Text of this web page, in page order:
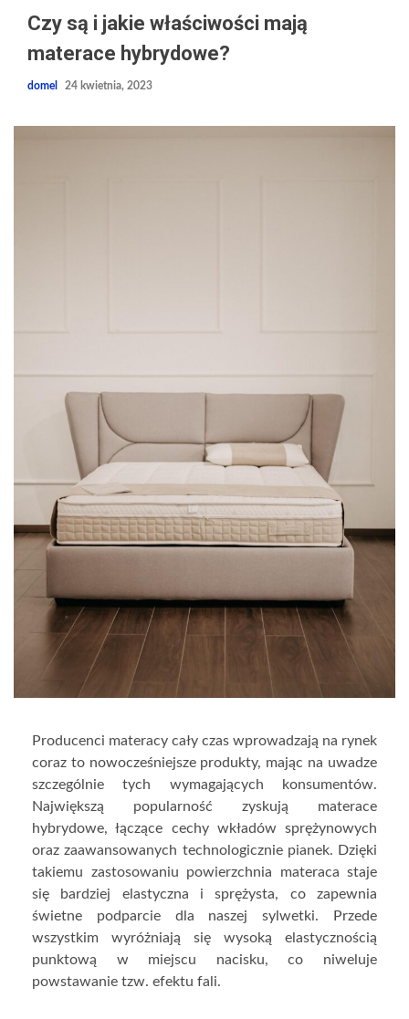
Czy są i jakie właściwości mają
materace hybrydowe?
domel 24 kwietnia, 2023
Producenci materacy cały czas wprowadzają na rynek
coraz to nowocześniejsze produkty, mając na uwadze
szczególnie tych wymagających konsumentów.
Największą popularność zyskują materace
hybrydowe, łączące cechy wkładów sprężynowych
oraz zaawansowanych technologicznie pianek. Dzięki
takiemu zastosowaniu powierzchnia materaca staje
się bardziej elastyczna i sprężysta, co zapewnia
świetne podparcie dla naszej sylwetki. Przede
wszystkim wyróżniają się wysoką elastycznością
punktową w miejscu nacisku, co niweluje
powstawanie tzw. efektu fali.